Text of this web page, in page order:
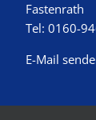
Fastenrath
Tel: 0160-
E-Mail